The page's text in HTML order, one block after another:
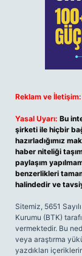
Reklam ve İletişim:
Yasal Uyarı: Bu
şirketi ile hiçbir
hazırladığımız
haber niteliği
paylaşım
benzerlikleri
halindedir ve
Sitemiz, 5651
Kurumu (BTK)
vermektedir. Bu
veya araştırma
yazdıkları